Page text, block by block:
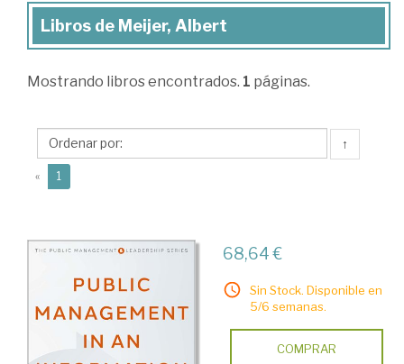
Libros
Meijer,
Libros de Meijer, Albert
Mostrando libros encontrados. 1 páginas.
↑
« 1
68,64 €
Sin Stock. Disponible en
5/6 semanas.
COMPRAR